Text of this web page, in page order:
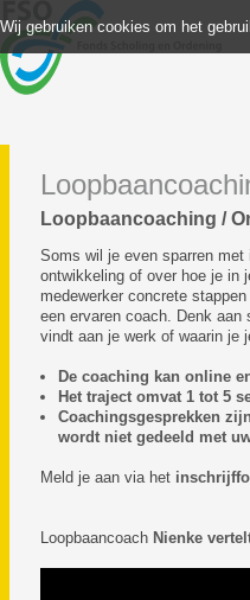
Wij gebruiken cookies om het
Loopbaancoaching /
Soms wil je even sparren met
ontwikkeling of over hoe je in
medewerker concrete
een ervaren coach. Denk
vindt aan je werk of waarin je
De coaching kan online
Het traject omvat 1 tot 5
Coachingsgesprekken
wordt niet gedeeld met
Meld je aan via het
Loopbaancoach Nienke